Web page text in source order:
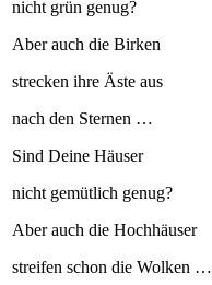
nicht grün genug?
Aber auch die Birken
strecken ihre Äste aus
nach den Sternen …
Sind Deine Häuser
nicht gemütlich genug?
Aber auch die Hochhäuser
streifen schon die Wolken …